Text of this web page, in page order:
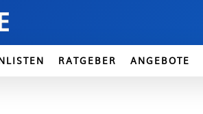
RATGEBER ANGEBOTE